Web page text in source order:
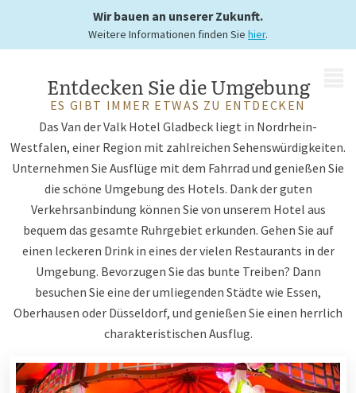
Wir bauen an unserer Zukunft.
Weitere Informationen finden Sie hier.
Sehenswürdigkeiten
Entdecken Sie die Umgebung
ES GIBT IMMER ETWAS ZU ENTDECKEN
Das Van der Valk Hotel Gladbeck liegt in Nordrhein-
Westfalen, einer Region mit zahlreichen Sehenswürdigkeiten.
Unternehmen Sie Ausflüge mit dem Fahrrad und genießen Sie
die schöne Umgebung des Hotels. Dank der guten
Verkehrsanbindung können Sie von unserem Hotel aus
bequem das gesamte Ruhrgebiet erkunden. Gehen Sie auf
einen leckeren Drink in eines der vielen Restaurants in der
Umgebung. Bevorzugen Sie das bunte Treiben? Dann
besuchen Sie eine der umliegenden Städte wie Essen,
Oberhausen oder Düsseldorf, und genießen Sie einen herrlich
charakteristischen Ausflug.